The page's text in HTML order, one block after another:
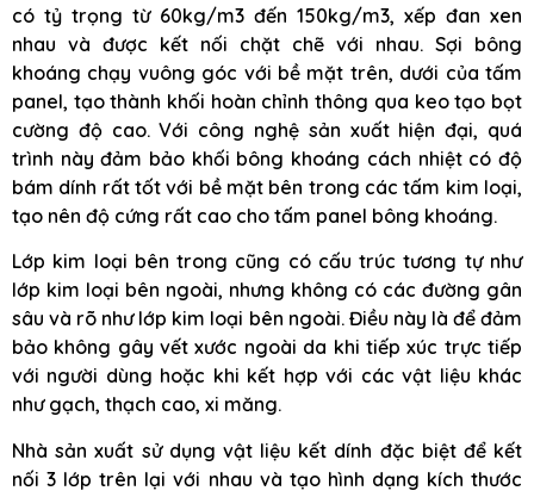
có tỷ trọng từ 60kg/m3 đến 150kg/m3, xếp đan xen
nhau và được kết nối chặt chẽ với nhau. Sợi bông
khoáng chạy vuông góc với bề mặt trên, dưới của tấm
panel, tạo thành khối hoàn chỉnh thông qua keo tạo bọt
cường độ cao. Với công nghệ sản xuất hiện đại, quá
trình này đảm bảo khối bông khoáng cách nhiệt có độ
bám dính rất tốt với bề mặt bên trong các tấm kim loại,
tạo nên độ cứng rất cao cho tấm panel bông khoáng.
Lớp kim loại bên trong cũng có cấu trúc tương tự như
lớp kim loại bên ngoài, nhưng không có các đường gân
sâu và rõ như lớp kim loại bên ngoài. Điều này là để đảm
bảo không gây vết xước ngoài da khi tiếp xúc trực tiếp
với người dùng hoặc khi kết hợp với các vật liệu khác
như gạch, thạch cao, xi măng.
Nhà sản xuất sử dụng vật liệu kết dính đặc biệt để kết
nối 3 lớp trên lại với nhau và tạo hình dạng kích thước